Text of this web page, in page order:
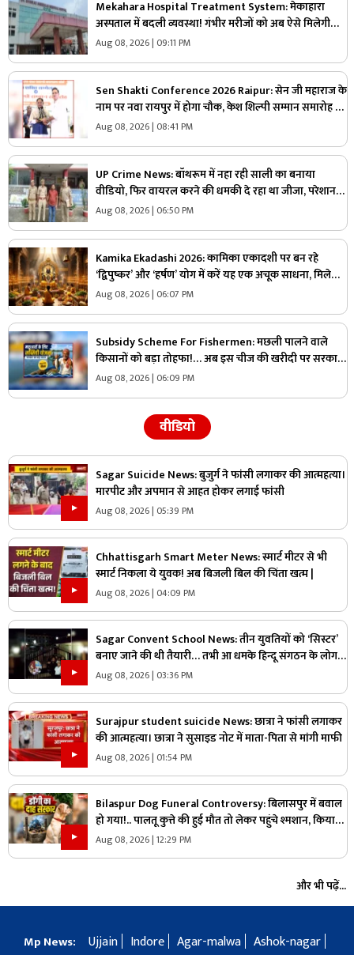
Mekahara Hospital Treatment System: मेकाहारा
अस्पताल में बदली व्यवस्था! गंभीर मरीजों को अब ऐसे मिलेगी
इमरजेंसी वार्ड में एंट्री, यहां होगी शुरुआती जांच
Aug 08, 2026 | 09:11 PM
Sen Shakti Conference 2026 Raipur: सेन जी महाराज के
नाम पर नवा रायपुर में होगा चौक, केश शिल्पी सम्मान समारोह में
सीएम साय ने किया ऐलान, सामुदायिक भवन के लिए इतने लाख
Aug 08, 2026 | 08:41 PM
UP Crime News: बॉथरूम में नहा रही साली का बनाया
वीडियो, फिर वायरल करने की धमकी दे रहा था जीजा, परेशान
युवती ने उठाया ये खौफनाक कदम
Aug 08, 2026 | 06:50 PM
Kamika Ekadashi 2026: कामिका एकादशी पर बन रहे
‘द्विपुष्कर’ और ‘हर्षण’ योग में करें यह एक अचूक साधना, मिलेगा
“वाजपेय” यज्ञ का महापुण्य!
Aug 08, 2026 | 06:07 PM
Subsidy Scheme For Fishermen: मछली पालने वाले
किसानों को बड़ा तोहफा!… अब इस चीज की खरीदी पर सरकार
देगी 70 प्रतिशत की छूट, जानिए कैसे ले सकते हैं लाभ
Aug 08, 2026 | 06:09 PM
वीडियो
Sagar Suicide News: बुजुर्ग ने फांसी लगाकर की आत्महत्या।
मारपीट और अपमान से आहत होकर लगाई फांसी
Aug 08, 2026 | 05:39 PM
Chhattisgarh Smart Meter News: स्मार्ट मीटर से भी
स्मार्ट निकला ये युवक! अब बिजली बिल की चिंता खत्म |
Aug 08, 2026 | 04:09 PM
Sagar Convent School News: तीन युवतियों को ‘सिस्टर’
बनाए जाने की थी तैयारी… तभी आ धमके हिन्दू संगठन के लोग
और पुलिस, स्कूल में मचा बवाल
Aug 08, 2026 | 03:36 PM
Surajpur student suicide News: छात्रा ने फांसी लगाकर
की आत्महत्या। छात्रा ने सुसाइड नोट में माता-पिता से मांगी माफी
Aug 08, 2026 | 01:54 PM
Bilaspur Dog Funeral Controversy: बिलासपुर में बवाल
हो गया!.. पालतू कुत्ते की हुई मौत तो लेकर पहुंचे श्मशान, किया
दाह संस्कार तो शुरू हो गया हंगामा
Aug 08, 2026 | 12:29 PM
और भी पढ़ें...
Mp News: Ujjain Indore Agar-malwa Ashok-nagar